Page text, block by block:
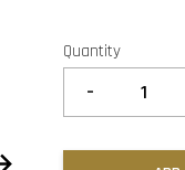
Quantity
-